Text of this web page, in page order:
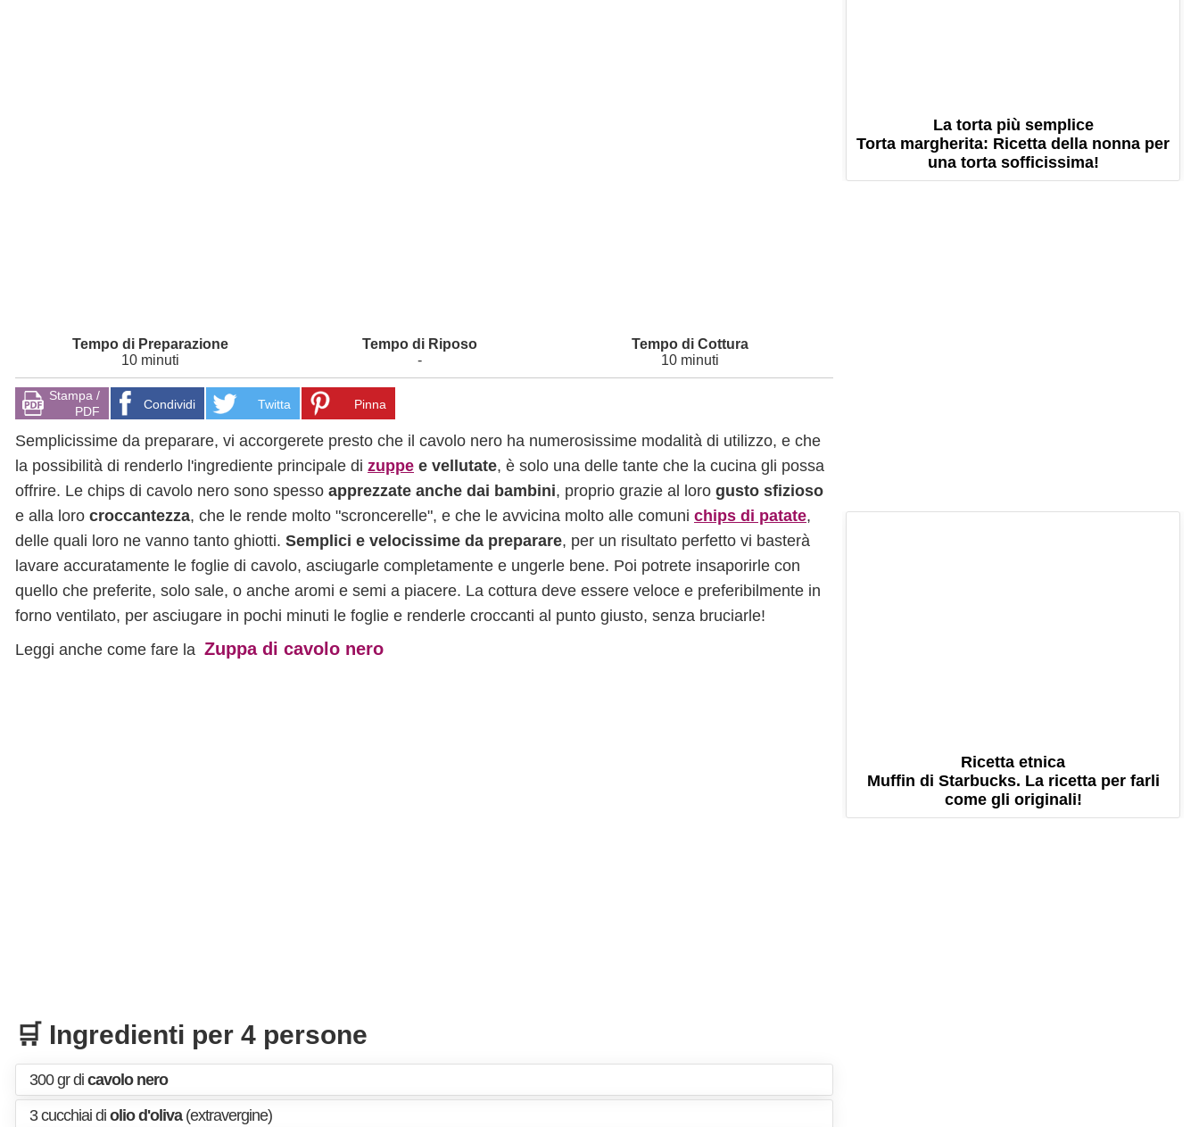
10 minuti - 10 minuti
Stampa /
PDF
Condividi Twitta Pinna
Semplicissime da preparare, vi accorgerete presto che il cavolo nero ha numerosissime modalità di utilizzo, e che
la possibilità di renderlo l'ingrediente principale di zuppe e vellutate, è solo una delle tante che la cucina gli possa
offrire. Le chips di cavolo nero sono spesso apprezzate anche dai bambini, proprio grazie al loro gusto sfizioso
e alla loro croccantezza, che le rende molto "scroncerelle", e che le avvicina molto alle comuni chips di patate,
delle quali loro ne vanno tanto ghiotti. Semplici e velocissime da preparare, per un risultato perfetto vi basterà
lavare accuratamente le foglie di cavolo, asciugarle completamente e ungerle bene. Poi potrete insaporirle con
quello che preferite, solo sale, o anche aromi e semi a piacere. La cottura deve essere veloce e preferibilmente in
forno ventilato, per asciugare in pochi minuti le foglie e renderle croccanti al punto giusto, senza bruciarle!
Leggi anche come fare la Zuppa di cavolo nero
🛒 Ingredienti per 4 persone
300 gr di cavolo nero
3 cucchiai di olio d'oliva(extravergine)
La torta più semplice
Torta margherita: Ricetta della nonna per
una torta sofficissima!
Ricetta etnica
Muffin di Starbucks. La ricetta per farli
come gli originali!